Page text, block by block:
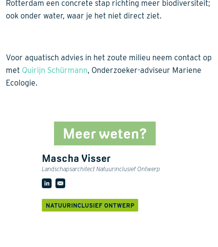
Rotterdam een concrete stap richting meer biodiversiteit;
ook onder water, waar je het niet direct ziet.
Voor aquatisch advies in het zoute milieu neem contact op
met Quirijn Schürmann, Onderzoeker-adviseur Mariene
Ecologie.
Meer weten?
Mascha Visser
Landschapsarchitect Natuurinclusief Ontwerp
NATUURINCLUSIEF ONTWERP